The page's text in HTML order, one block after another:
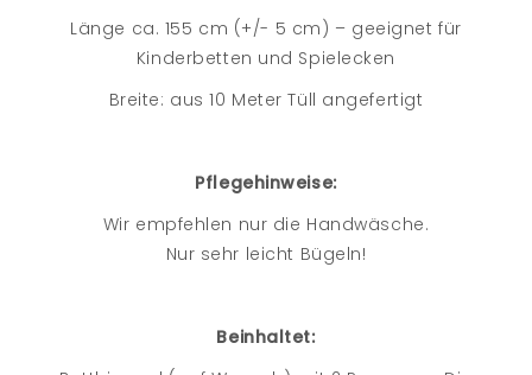
Länge ca. 155 cm (+/- 5 cm) – geeignet für
Kinderbetten und Spielecken
Breite: aus 10 Meter Tüll angefertigt
Pflegehinweise:
Wir empfehlen nur die Handwäsche.
Nur sehr leicht Bügeln!
Beinhaltet: